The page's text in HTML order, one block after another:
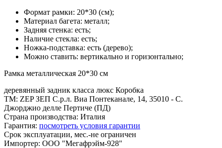
Формат рамки: 20*30 (см);
Материал багета: металл;
Задняя стенка: есть;
Наличие стекла: есть;
Ножка-подставка: есть (дерево);
Можно ставить: вертикально и горизонтально;
Рамка металлическая 20*30 см
деревянный задник класса люкс Коробка
ТМ: ZEP ЗЕП С.р.л. Виа Понтеканале, 14, 35010 - С.
Джорджио делле Пертиче (ПД)
Страна производства: Италия
Гарантия: посмотреть условия гарантии
Срок эксплуатации, мес.-не ограничен
Импортер: ООО "Мегафрэйм-928"